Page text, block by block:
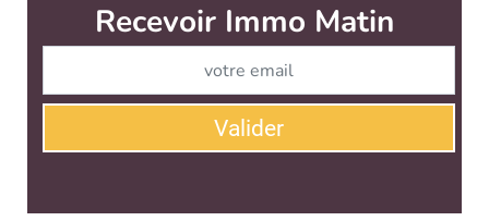
Recevoir Immo Matin
Valider